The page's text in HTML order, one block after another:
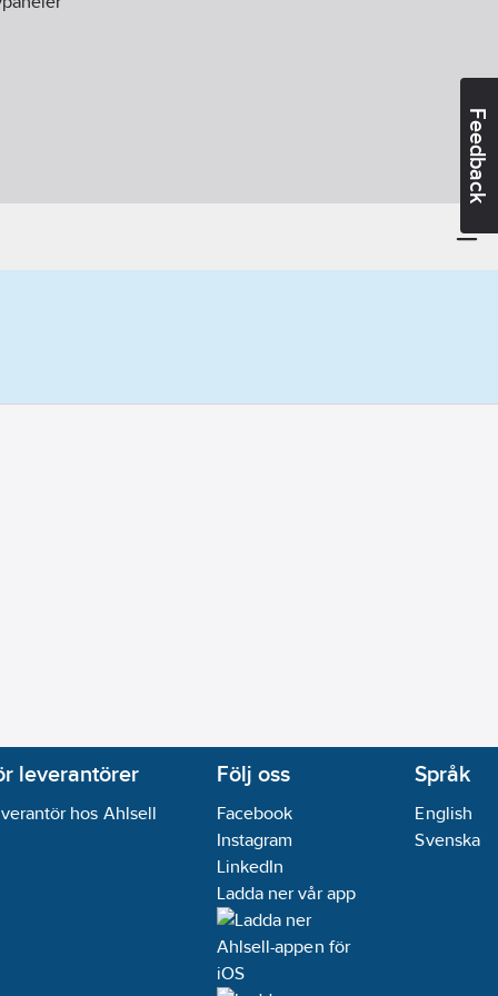
Feedback
leverantörer
hos Ahlsell
Följ oss
Facebook
Instagram
LinkedIn
Ladda ner vår app
Språk
English
Svenska